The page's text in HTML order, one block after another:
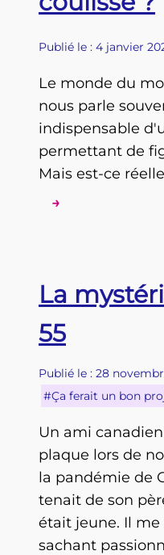
Publié le : 4 janvier
Le monde du
nous parle
indispensable
permettant de
Mais est-ce
→
La
55
Publié le : 28
#Ça ferait un bon
Un ami
plaque lors de
la pandémie de
tenait de son
était jeune. Il me
sachant